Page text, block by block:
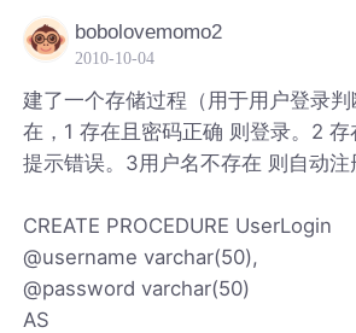
bobolovemomo2
2010-10-04
建了一个存储过程（用于用户登录
在，1 存在且密码正确 则登录。2
提示错误。3用户名不存在 则自动注
CREATE PROCEDURE UserLogin
@username varchar(50),
@password varchar(50)
AS